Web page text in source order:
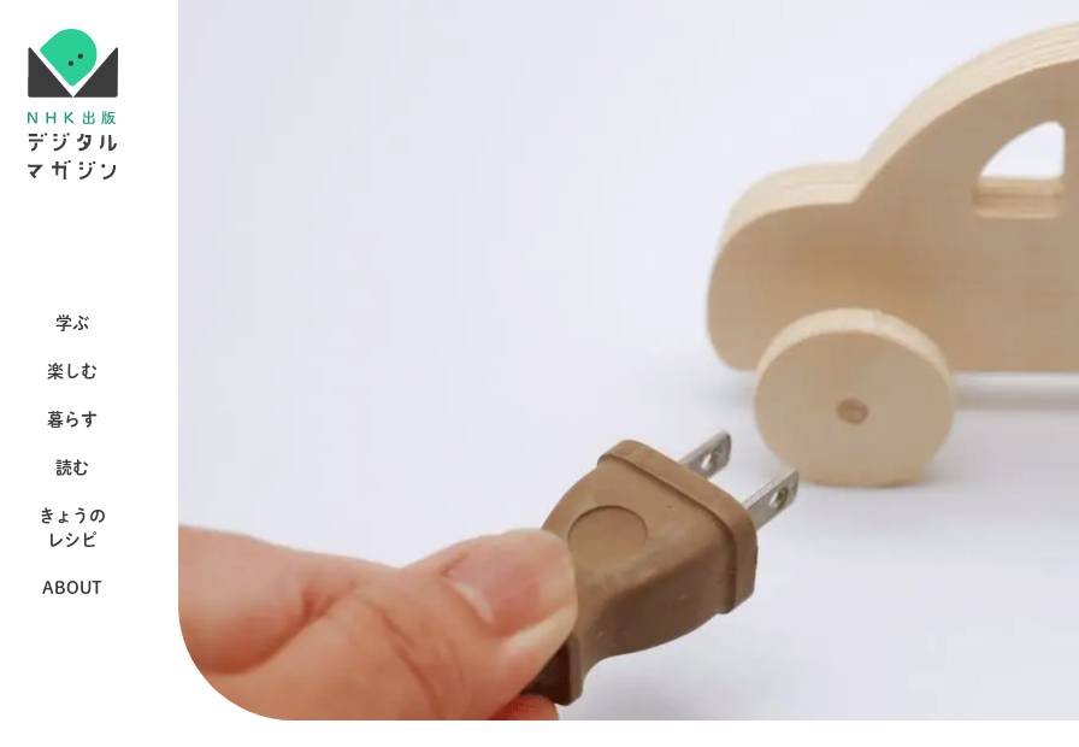
学ぶ
楽しむ
暮らす
読む
きょうの
レシピ
ABOUT